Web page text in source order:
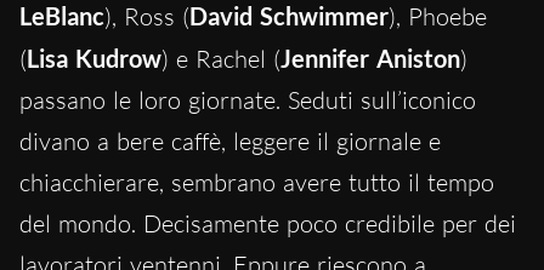
LeBlanc), Ross (David Schwimmer), Phoebe
(Lisa Kudrow) e Rachel (Jennifer Aniston)
passano le loro giornate. Seduti sull’iconico
divano a bere caffè, leggere il giornale e
chiacchierare, sembrano avere tutto il tempo
del mondo. Decisamente poco credibile per dei